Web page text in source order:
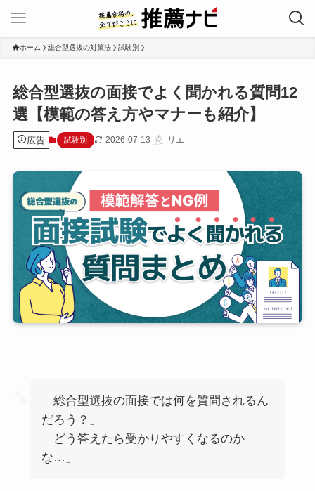
ホーム 総合型選抜の対策法 試験別
総合型選抜の面接でよく聞かれる質問12
選【模範の答え方やマナーも紹介】
広告 試験別 2026-07-13 リエ
「総合型選抜の面接では何を質問されるん
だろう？」
「どう答えたら受かりやすくなるのか
な…」